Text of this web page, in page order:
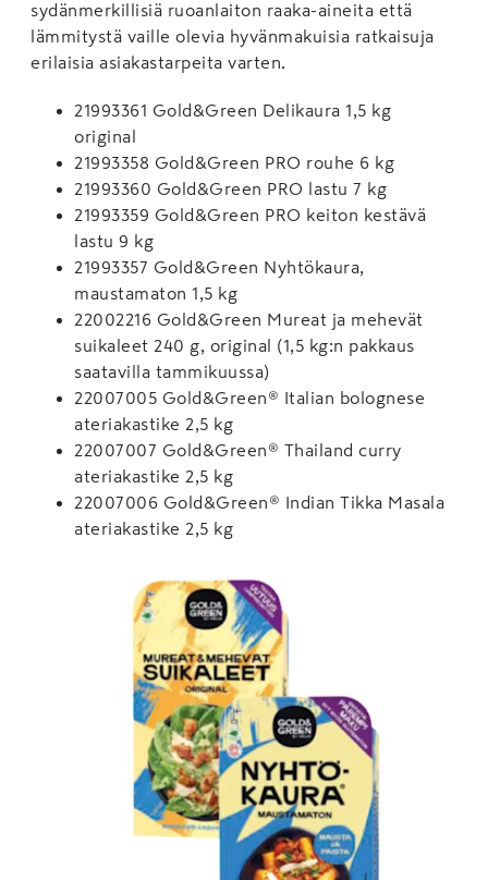
sydänmerkillisiä ruoanlaiton raaka-aineita että
lämmitystä vaille olevia hyvänmakuisia ratkaisuja
erilaisia asiakastarpeita varten.
21993361 Gold&Green Delikaura 1,5 kg
original
21993358 Gold&Green PRO rouhe 6 kg
21993360 Gold&Green PRO lastu 7 kg
21993359 Gold&Green PRO keiton kestävä
lastu 9 kg
21993357 Gold&Green Nyhtökaura,
maustamaton 1,5 kg
22002216 Gold&Green Mureat ja mehevät
suikaleet 240 g, original (1,5 kg:n pakkaus
saatavilla tammikuussa)
22007005 Gold&Green® Italian bolognese
ateriakastike 2,5 kg
22007007 Gold&Green® Thailand curry
ateriakastike 2,5 kg
22007006 Gold&Green® Indian Tikka Masala
ateriakastike 2,5 kg